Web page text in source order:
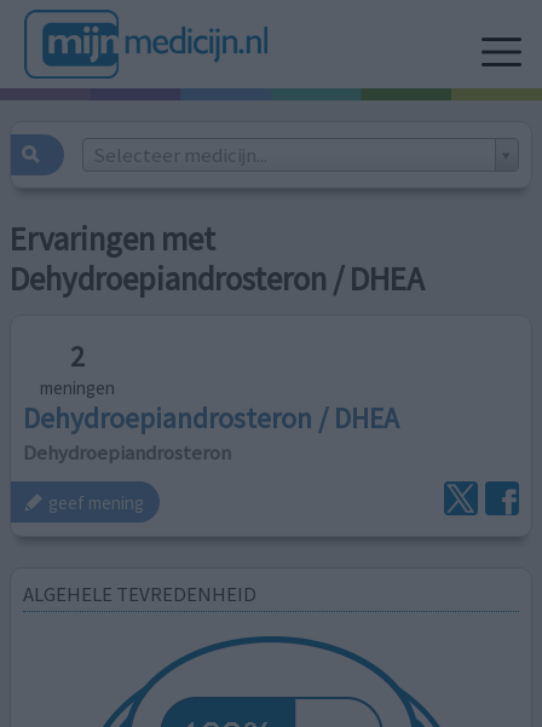
Selecteer medicijn...
Ervaringen met
Dehydroepiandrosteron / DHEA
2
meningen
Dehydroepiandrosteron / DHEA
Dehydroepiandrosteron
geef mening
ALGEHELE TEVREDENHEID